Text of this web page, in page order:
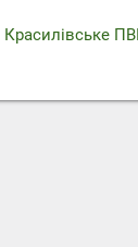
Красилівське